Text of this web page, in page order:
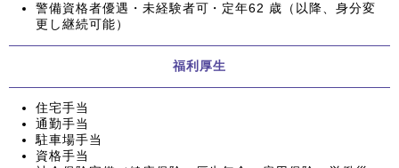
警備資格者優遇・未経験者可・定年62 歳（以降、身分変
更し継続可能）
福利厚生
住宅手当
通勤手当
駐車場手当
資格手当